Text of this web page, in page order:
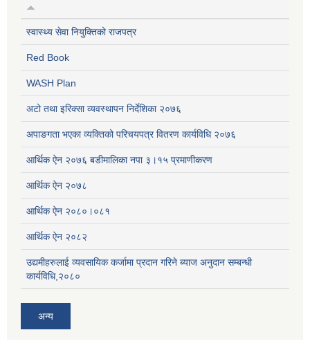
स्वास्थ्य सेवा नियुक्तिको राजपत्र
Red Book
WASH Plan
अटो तथा इरिक्सा व्यवस्थापन निर्देशिका २०७६
अपाङगता भएका व्यक्तिको परिचयपत्र वितरण कार्यविधि २०७६
आर्थिक ऐन २०७६ बडीमालिका नपा ३।१५ प्रमाणीकरण
आर्थिक ऐन २०७८
आर्थिक ऐन २०८०।०८१
आर्थिक ऐन २०८२
उद्यमीहरुलाई व्यवसायिक कर्जामा प्रदान गरिने ब्याज अनुदान सम्बन्धी
कार्यविधि,२०८०
अन्य